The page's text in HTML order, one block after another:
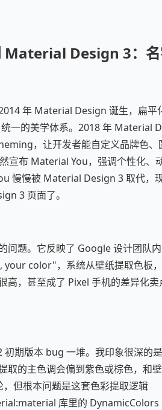
Design 3：名
年 Material Design 诞生，扁平
一的美学体系。2018 年 Material
，让开发者能自定义品牌色、
布 Material You，强调个性化、
慢慢被 Material Design 3 取代，
3 页面了。
问题。它反映了 Google 设计团队
color"，系统从壁纸提取色板
高，甚至成了 Pixel 手机的差异化
期版本 bug 一堆。我印象很深的
取的主色调会偏到紫色或棕色，和
但根本问题是这套色彩提取逻辑
库里的 DynamicColors